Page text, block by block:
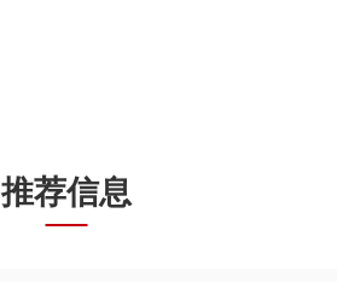
推荐信息